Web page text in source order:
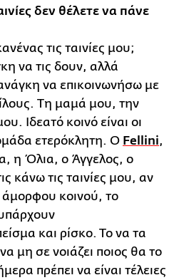
δεν θέλετε να πάνε
τις ταινίες μου;
να τις δουν, αλλά
να επικοινωνήσω με
Τη μαμά μου, την
Ιδεατό κοινό είναι οι
ετερόκλητη. Ο Fellini,
η Όλια, ο Άγγελος, ο
κάνω τις ταινίες μου, αν
άμορφου κοινού, το
και ρίσκο. Το να τα
μη σε νοιάζει ποιος θα το
πρέπει να είναι τέλειες